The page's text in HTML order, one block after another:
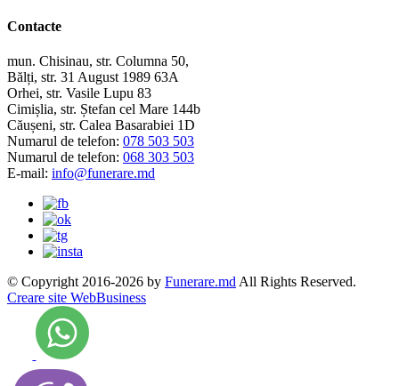
Contacte
mun. Chisinau, str. Columna 50,
Bălți, str. 31 August 1989 63A
Orhei, str. Vasile Lupu 83
Cimișlia, str. Ștefan cel Mare 144b
Căușeni, str. Calea Basarabiei 1D
Numarul de telefon: 078 503 503
Numarul de telefon: 068 303 503
E-mail: info@funerare.md
© Copyright 2016-2026 by Funerare.md All Rights Reserved.
Creare site WebBusiness